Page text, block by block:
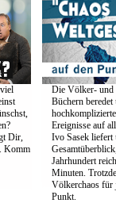
Dir,
Komm
Die Völker- und
Büchern beredet
Ereignisse auf
Ivo Sasek liefert
Jahrhundert
Minuten.
Völkerchaos für
Punkt.